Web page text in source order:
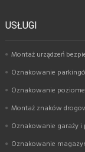
USŁUGI
Montaż urządzeń
Oznakowanie
Oznakowanie poziome
Montaż znaków
Oznakowanie garaży
Oznakowanie